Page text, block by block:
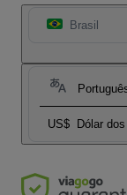
Brasil
US$ Dólar